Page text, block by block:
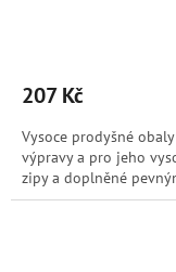
207 Kč
Vysoce prodyšné
výpravy a pro jeho
zipy a doplněné